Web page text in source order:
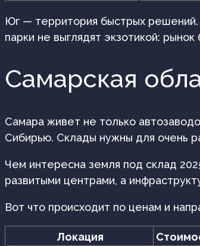
Юг — территория быстрых решений.
парки не выглядят экзотикой:
Самарская
Самара живет не только
Сибирью. Склады нужны для очень
Чем интересна земля под склад
развитыми центрами, а
Вот что происходит по ценам и
Локация